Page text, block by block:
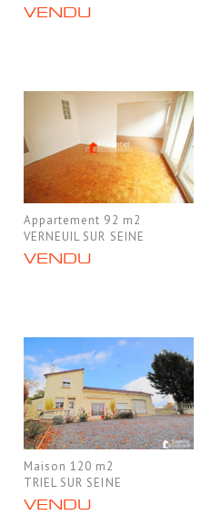
VENDU
Appartement 92 m2
VERNEUIL SUR SEINE
VENDU
Maison 120 m2
TRIEL SUR SEINE
VENDU